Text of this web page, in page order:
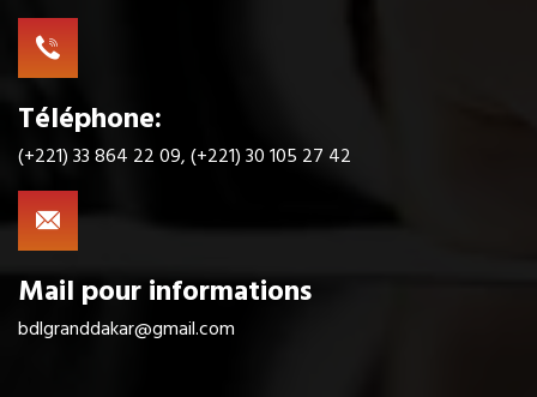
Téléphone:
(+221) 33 864 22 09, (+221) 30 105 27 42
Mail pour informations
bdlgranddakar@gmail.com